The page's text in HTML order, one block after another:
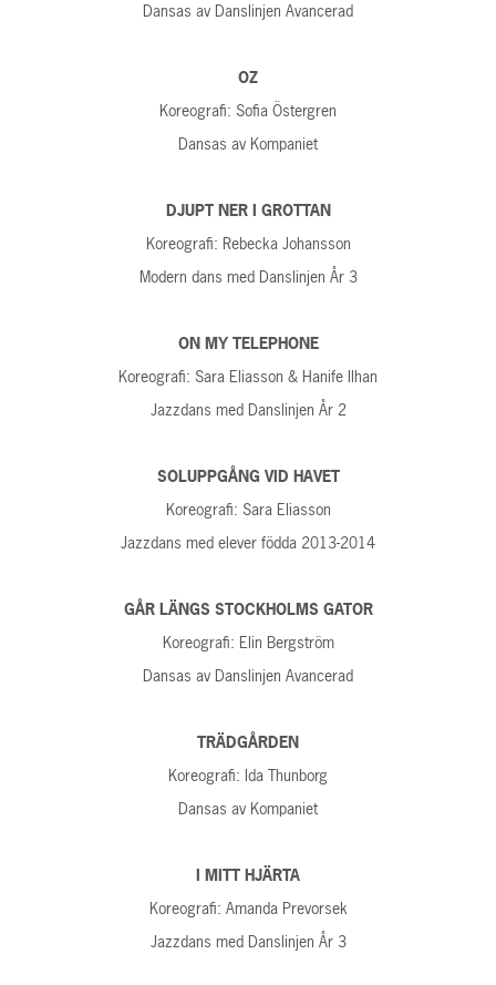
Dansas av Danslinjen Avancerad
OZ
Koreografi: Sofia Östergren
Dansas av Kompaniet
DJUPT NER I GROTTAN
Koreografi: Rebecka Johansson
Modern dans med Danslinjen År 3
ON MY TELEPHONE
Koreografi: Sara Eliasson & Hanife Ilhan
Jazzdans med Danslinjen År 2
SOLUPPGÅNG VID HAVET
Koreografi: Sara Eliasson
Jazzdans med elever födda 2013-2014
GÅR LÄNGS STOCKHOLMS GATOR
Koreografi: Elin Bergström
Dansas av Danslinjen Avancerad
TRÄDGÅRDEN
Koreografi: Ida Thunborg
Dansas av Kompaniet
I MITT HJÄRTA
Koreografi: Amanda Prevorsek
Jazzdans med Danslinjen År 3